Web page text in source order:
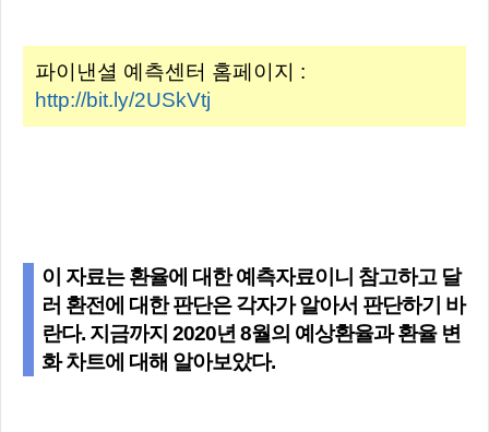
파이낸셜 예측센터 홈페이지 :
http://bit.ly/2USkVtj
이 자료는 환율에 대한 예측자료이니 참고하고 달
러 환전에 대한 판단은 각자가 알아서 판단하기 바
란다. 지금까지 2020년 8월의 예상환율과 환율 변
화 차트에 대해 알아보았다.